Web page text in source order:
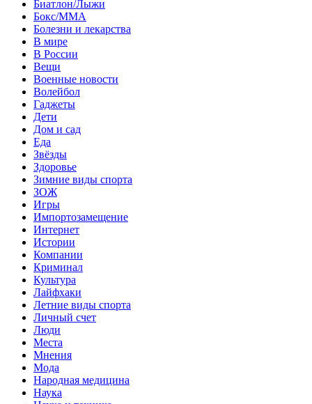
Биатлон/Лыжи
Бокс/MMA
Болезни и лекарства
В мире
В России
Вещи
Военные новости
Волейбол
Гаджеты
Дети
Дом и сад
Еда
Звёзды
Здоровье
Зимние виды спорта
ЗОЖ
Игры
Импортозамещение
Интернет
Истории
Компании
Криминал
Культура
Лайфхаки
Летние виды спорта
Личный счет
Люди
Места
Мнения
Мода
Народная медицина
Наука